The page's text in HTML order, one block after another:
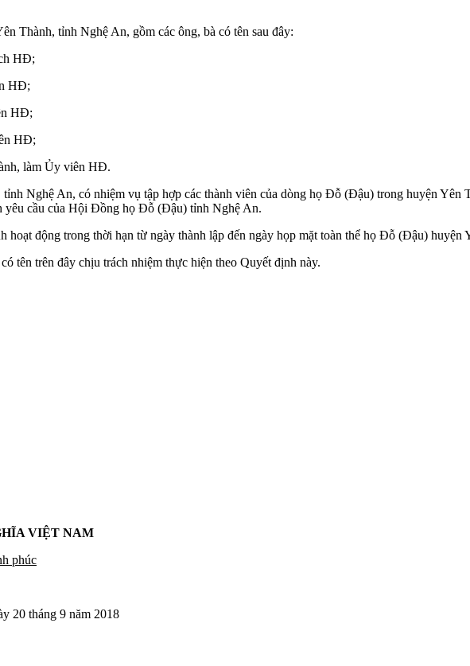
Thành, tỉnh Nghệ An, gồm các ông, bà có tên sau đây:
HĐ;
HĐ;
HĐ;
HĐ;
làm Ủy viên HĐ.
Nghệ An, có nhiệm vụ tập hợp các thành viên của dòng họ Đỗ (Đậu) trong huyện Yên
cầu của Hội Đồng họ Đỗ (Đậu) tỉnh Nghệ An.
động trong thời hạn từ ngày thành lập đến ngày họp mặt toàn thể họ Đỗ (Đậu) huyện
trên đây chịu trách nhiệm thực hiện theo Quyết định này.
VIỆT NAM
phúc
9 năm 2018